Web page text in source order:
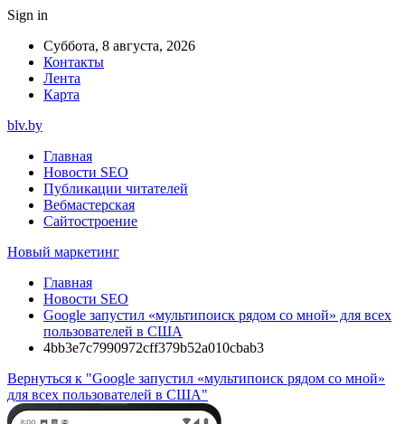
Sign in
Суббота, 8 августа, 2026
Контакты
Лента
Карта
blv.by
Главная
Новости SEO
Публикации читателей
Вебмастерская
Сайтостроение
Новый маркетинг
Главная
Новости SEO
Google запустил «мультипоиск рядом со мной» для всех
пользователей в США
4bb3e7c7990972cff379b52a010cbab3
Вернуться к "Google запустил «мультипоиск рядом со мной»
для всех пользователей в США"